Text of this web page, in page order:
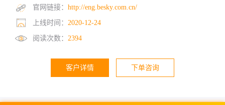
官网链接： http://eng.besky.com.cn/
上线时间： 2020-12-24
阅读次数： 2394
客户详情 下单咨询